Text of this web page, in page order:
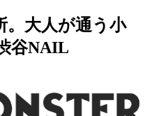
。大人が通う小
谷NAIL